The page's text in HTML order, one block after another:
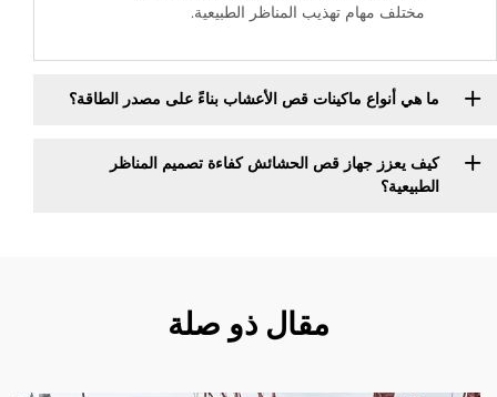
مختلف مهام تهذيب المناظر الطبيعية.
ما هي أنواع ماكينات قص الأعشاب بناءً على مصدر الطاقة؟
كيف يعزز جهاز قص الحشائش كفاءة تصميم المناظر
الطبيعية؟
مقال ذو صلة